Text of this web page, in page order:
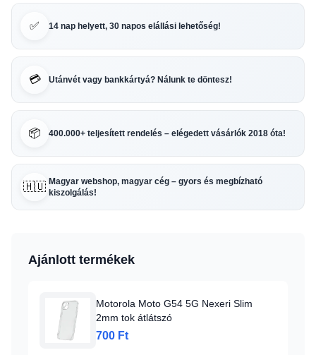
✅ 14 nap helyett, 30 napos elállási lehetőség!
💳 Utánvét vagy bankkártyá? Nálunk te döntesz!
📦 400.000+ teljesített rendelés – elégedett vásárlók 2018 óta!
🇭🇺 Magyar webshop, magyar cég – gyors és megbízható
kiszolgálás!
Ajánlott termékek
Motorola Moto G54 5G Nexeri Slim
2mm tok átlátszó
700 Ft